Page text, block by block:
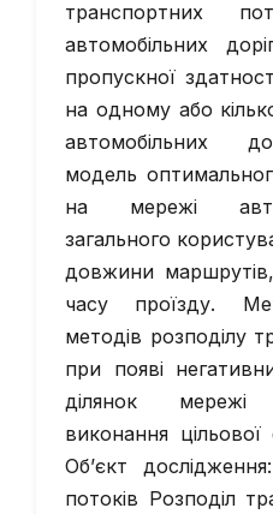
транспортних
автомобільних
пропускної
на одному або
автомобільних
модель
на мережі
загального
довжини
часу проїзду.
методів розподілу
при появі
ділянок мережі
виконання цільової
Об’єкт
потоків Розподіл